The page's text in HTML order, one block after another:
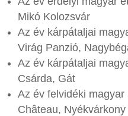
Mikó Kolozsvár
Az év kárpátaljai
Virág Panzió,
Az év kárpátaljai
Csárda, Gát
Az év felvidéki
Château, Nyékvárkony